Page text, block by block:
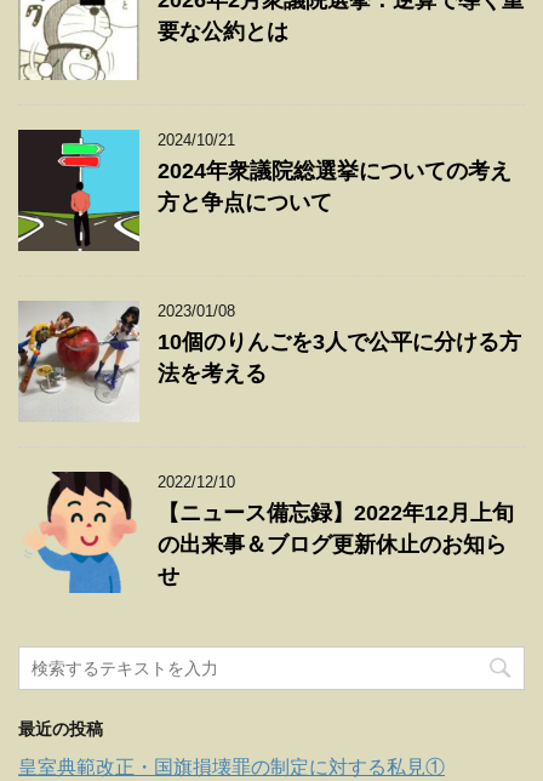
要な公約とは
2024/10/21
2024年衆議院総選挙についての考え
方と争点について
2023/01/08
10個のりんごを3人で公平に分ける方
法を考える
2022/12/10
【ニュース備忘録】2022年12月上旬
の出来事＆ブログ更新休止のお知ら
せ
最近の投稿
皇室典範改正・国旗損壊罪の制定に対する私見①